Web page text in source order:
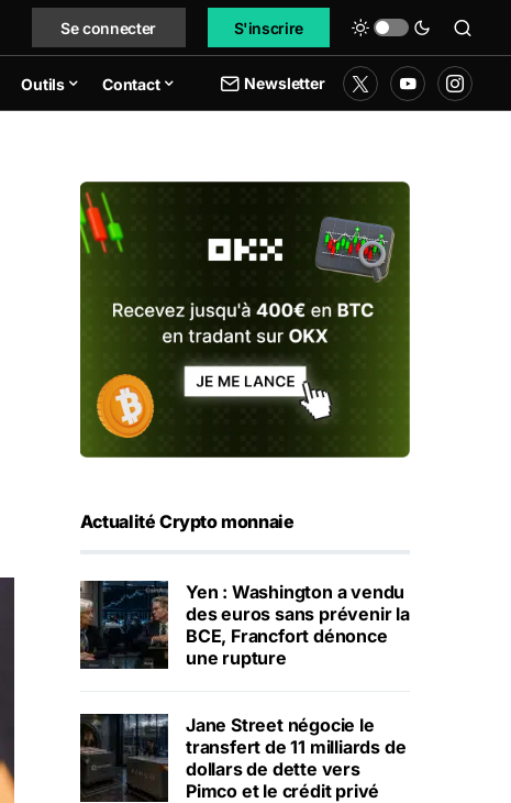
Se connecter S'inscrire
Outils Contact Newsletter
Actualité Crypto monnaie
Yen : Washington a vendu
des euros sans prévenir la
BCE, Francfort dénonce
une rupture
Jane Street négocie le
transfert de 11 milliards de
dollars de dette vers
Pimco et le crédit privé